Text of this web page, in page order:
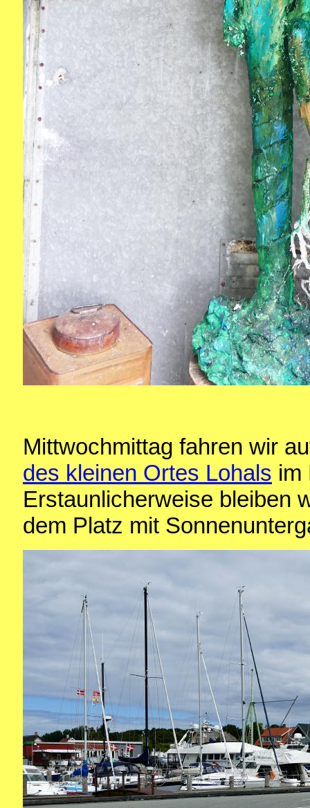
Mittwochmittag fahren wir
des kleinen Ortes Lohals im
Erstaunlicherweise bleiben
dem Platz mit